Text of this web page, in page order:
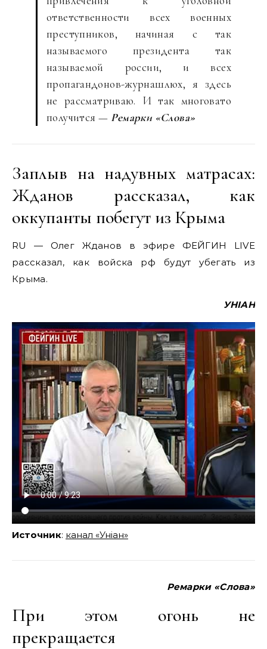
ответственности всех военных
преступников, начиная с так
называемого президента так
называемой россии, и всех
пропагандонов-журнашлюх, я здесь
не рассматриваю. И так многовато
получится — Ремарки «Слова»
Заплыв на надувных матрасах:
Жданов рассказал, как
оккупанты побегут из Крыма
RU — Олег Жданов в эфире ФЕЙГИН LIVE
рассказал, как войска рф будут убегать из
Крыма.
УНІАН
Источник: канал «Унiан»
Ремарки «Слова»
При этом огонь не
прекращается